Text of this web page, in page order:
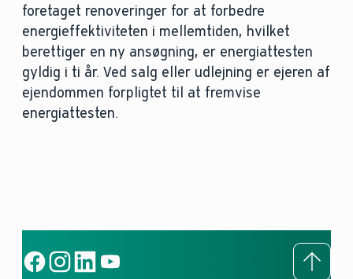
foretaget renoveringer for at forbedre
energieffektiviteten i mellemtiden, hvilket
berettiger en ny ansøgning, er energiattesten
gyldig i ti år. Ved salg eller udlejning er ejeren af
ejendommen forpligtet til at fremvise
energiattesten.
To